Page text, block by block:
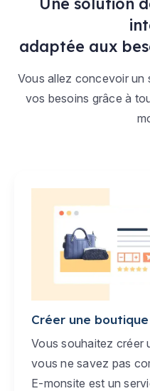
adaptée aux
Vous allez concevoir un
vos besoins grâce à
Créer une
Vous souhaitez créer
vous ne savez pas
E-monsite est un